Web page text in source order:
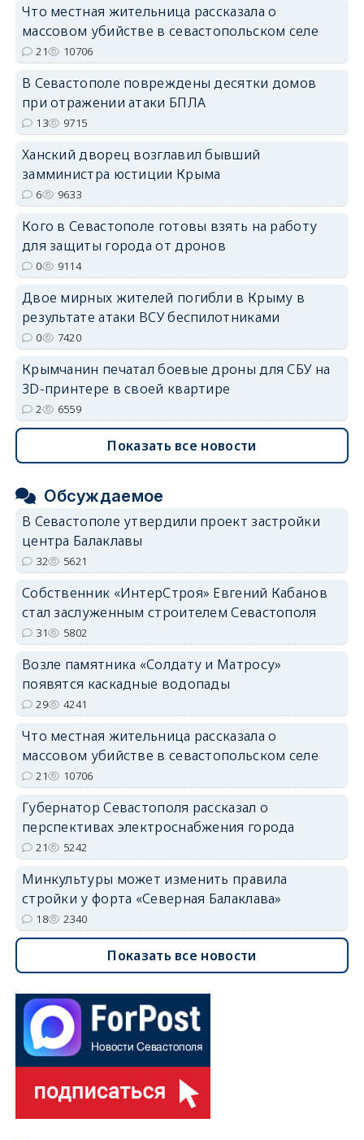
Что местная жительница рассказала о
массовом убийстве в севастопольском селе
21 10706
В Севастополе повреждены десятки домов
при отражении атаки БПЛА
13 9715
Ханский дворец возглавил бывший
замминистра юстиции Крыма
6 9633
Кого в Севастополе готовы взять на работу
для защиты города от дронов
0 9114
Двое мирных жителей погибли в Крыму в
результате атаки ВСУ беспилотниками
0 7420
Крымчанин печатал боевые дроны для СБУ на
3D-принтере в своей квартире
2 6559
Показать все новости
Обсуждаемое
В Севастополе утвердили проект застройки
центра Балаклавы
32 5621
Собственник «ИнтерСтроя» Евгений Кабанов
стал заслуженным строителем Севастополя
31 5802
Возле памятника «Солдату и Матросу»
появятся каскадные водопады
29 4241
Что местная жительница рассказала о
массовом убийстве в севастопольском селе
21 10706
Губернатор Севастополя рассказал о
перспективах электроснабжения города
21 5242
Минкультуры может изменить правила
стройки у форта «Северная Балаклава»
18 2340
Показать все новости